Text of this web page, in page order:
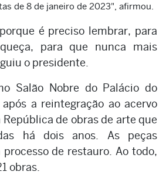
de 8 de janeiro de 2023", afirmou.
é preciso lembrar, para
para que nunca mais
o presidente.
Salão Nobre do Palácio do
a reintegração ao acervo
de obras de arte que
há dois anos. As peças
de restauro. Ao todo,
obras.